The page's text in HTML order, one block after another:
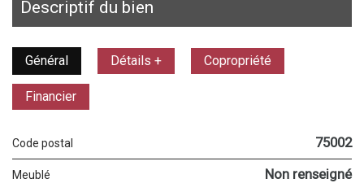
descriptif du bien
Général Détails + Copropriété
Financier
Code postal 75002
Meublé Non renseigné